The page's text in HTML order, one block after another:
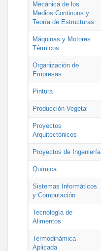
Mecánica de los
Medios Continuos y
Teoría de Estructuras
Máquinas y Motores
Térmicos
Organización de
Empresas
Pintura
Producción Vegetal
Proyectos
Arquitectónicos
Proyectos de Ingeniería
Química
Sistemas Informáticos
y Computación
Tecnología de
Alimentos
Termodinámica
Aplicada